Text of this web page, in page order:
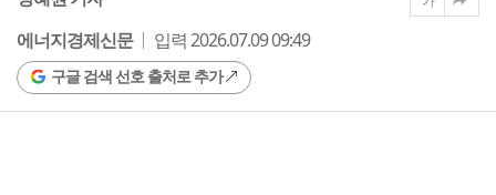
에너지경제신문
입력 2026.07.09 09:49
구글 검색 선호 출처로 추가